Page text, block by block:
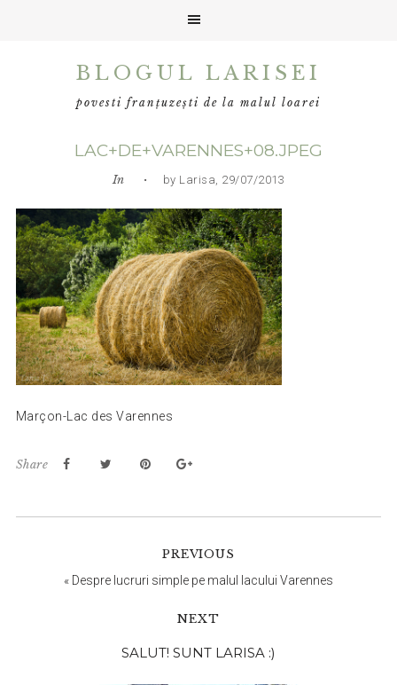
BLOGUL LARISEI
povesti franțuzești de la malul loarei
LAC+DE+VARENNES+08.JPEG
In • by Larisa, 29/07/2013
Marçon-Lac des Varennes
Share
PREVIOUS
« Despre lucruri simple pe malul lacului Varennes
NEXT
SALUT! SUNT LARISA :)